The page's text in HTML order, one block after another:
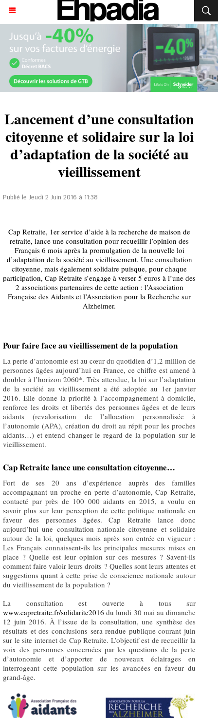
Lancement d’une consultation
citoyenne et solidaire sur la loi
d’adaptation de la société au
vieillissement
Publié le Jeudi 2 Juin 2016 à 11:38
Cap Retraite, 1er service d’aide à la recherche de maison de
retraite, lance une consultation pour recueillir l’opinion des
Français 6 mois après la promulgation de la nouvelle loi
d’adaptation de la société au vieillissement. Une consultation
citoyenne, mais également solidaire puisque, pour chaque
participation, Cap Retraite s’engage à verser 5 euros à l’une des
2 associations partenaires de cette action : l’Association
Française des Aidants et l’Association pour la Recherche sur
Alzheimer.
Pour faire face au vieillissement de la population
La perte d’autonomie est au cœur du quotidien d’1,2 million de
personnes âgées aujourd’hui en France, ce chiffre est amené à
doubler à l’horizon 2060*. Très attendue, la loi sur l’adaptation
de la société au vieillissement a été adoptée au 1er janvier
2016. Elle donne la priorité à l’accompagnement à domicile,
renforce les droits et libertés des personnes âgées et de leurs
aidants (revalorisation de l’allocation personnalisée à
l’autonomie (APA), création du droit au répit pour les proches
aidants…) et entend changer le regard de la population sur le
vieillissement.
Cap Retraite lance une consultation citoyenne…
Fort de ses 20 ans d’expérience auprès des familles
accompagnant un proche en perte d’autonomie, Cap Retraite,
contacté par près de 100 000 aidants en 2015, a voulu en
savoir plus sur leur perception de cette politique nationale en
faveur des personnes âgées. Cap Retraite lance donc
aujourd’hui une consultation nationale citoyenne et solidaire
autour de la loi, quelques mois après son entrée en vigueur :
Les Français connaissent-ils les principales mesures mises en
place ? Quelle est leur opinion sur ces mesures ? Savent-ils
comment faire valoir leurs droits ? Quelles sont leurs attentes et
suggestions quant à cette prise de conscience nationale autour
du vieillissement de la population ?
La consultation est ouverte à tous sur
www.capretraite.fr/solidarite2016 du lundi 30 mai au dimanche
12 juin 2016. À l’issue de la consultation, une synthèse des
résultats et des conclusions sera rendue publique courant juin
sur le site internet de Cap Retraite. L’objectif est de recueillir la
voix des personnes concernées par les questions de la perte
d’autonomie et d’apporter de nouveaux éclairages en
interrogeant cette population sur les avancées en faveur du
grand-âge.